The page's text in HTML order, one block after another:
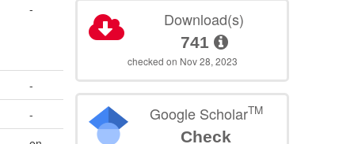
-
-
-
Download(s)
741
checked on Nov 28, 2023
Google ScholarTM
Check